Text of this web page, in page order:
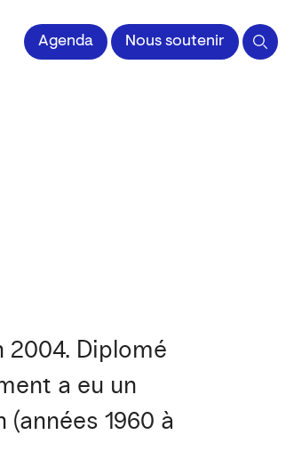
Agenda Nous soutenir
2004. Diplomé
a eu un
1960 à